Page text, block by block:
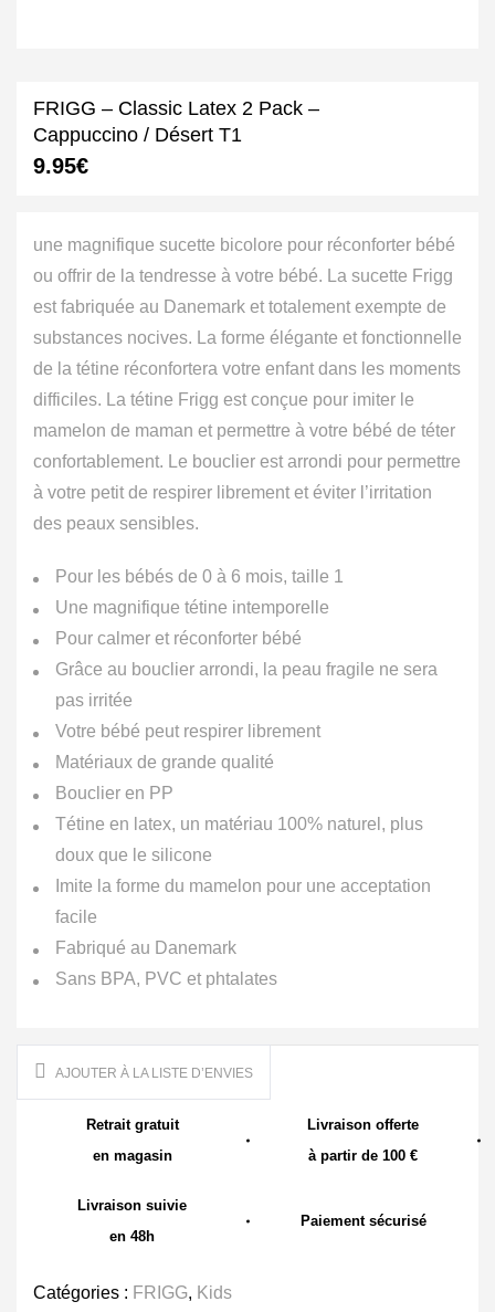
FRIGG – Classic Latex 2 Pack –
Cappuccino / Désert T1
9.95€
une magnifique sucette bicolore pour réconforter bébé
ou offrir de la tendresse à votre bébé. La sucette Frigg
est fabriquée au Danemark et totalement exempte de
substances nocives. La forme élégante et fonctionnelle
de la tétine réconfortera votre enfant dans les moments
difficiles. La tétine Frigg est conçue pour imiter le
mamelon de maman et permettre à votre bébé de téter
confortablement. Le bouclier est arrondi pour permettre
à votre petit de respirer librement et éviter l’irritation
des peaux sensibles.
Pour les bébés de 0 à 6 mois, taille 1
Une magnifique tétine intemporelle
Pour calmer et réconforter bébé
Grâce au bouclier arrondi, la peau fragile ne sera
pas irritée
Votre bébé peut respirer librement
Matériaux de grande qualité
Bouclier en PP
Tétine en latex, un matériau 100% naturel, plus
doux que le silicone
Imite la forme du mamelon pour une acceptation
facile
Fabriqué au Danemark
Sans BPA, PVC et phtalates
AJOUTER À LA LISTE D’ENVIES
Retrait gratuit
en magasin
Livraison offerte
à partir de 100 €
Livraison suivie
en 48h
Paiement sécurisé
Catégories : FRIGG, Kids